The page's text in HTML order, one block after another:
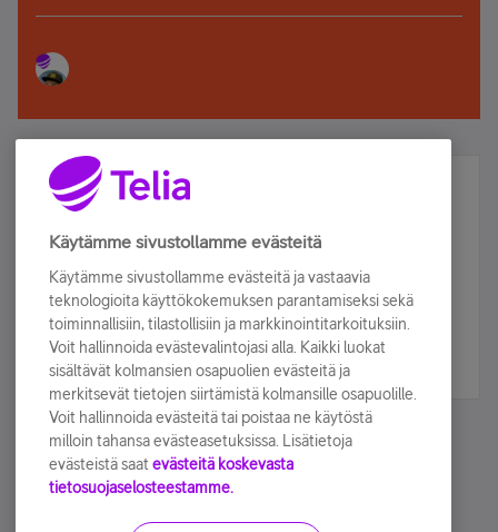
Älä jää paitsi – osallistu ja voita!
Tilaa Telian uutiskirje ja olet mukana arvonnassa.
sähköpostiisi.
Tilaa nyt
Käytämme sivustollamme evästeitä
Käytämme sivustollamme evästeitä ja vastaavia
teknologioita käyttökokemuksen parantamiseksi sekä
toiminnallisiin, tilastollisiin ja markkinointitarkoituksiin.
Voit hallinnoida evästevalintojasi alla. Kaikki luokat
sisältävät kolmansien osapuolien evästeitä ja
merkitsevät tietojen siirtämistä kolmansille osapuolille.
Voit hallinnoida evästeitä tai poistaa ne käytöstä
milloin tahansa evästeasetuksissa. Lisätietoja
evästeistä saat evästeitä koskevasta
tietosuojaselosteestamme.